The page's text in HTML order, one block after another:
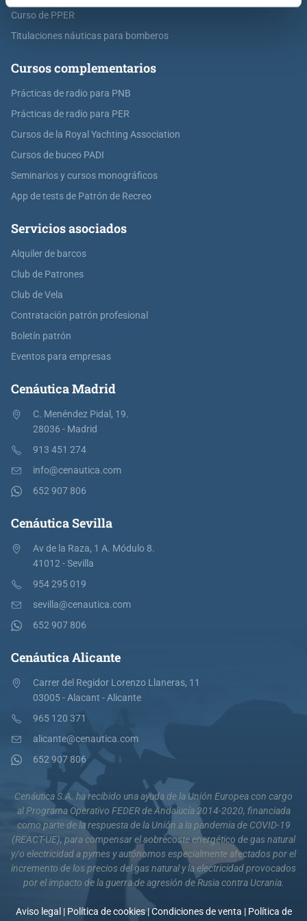
Curso de PPER
Titulaciones náuticas para bomberos
Cursos complementarios
Prácticas de radio para PNB
Prácticas de radio para PER
Cursos de la Royal Yachting Association
Cursos de buceo PADI
Seminarios y cursos monográficos
App de tests de Patrón de Recreo
Servicios asociados
Alquiler de barcos
Club de Patrones
Club de Vela
Contratación patrón profesional
Boletín patrón
Eventos para empresas
Cenáutica Madrid
C. Menéndez Pidal, 19.
28036 - Madrid
913 451 274
info@cenautica.com
652 907 806
Cenáutica Sevilla
Av de la Raza, 1 A. Módulo 8.
41012 - Sevilla
954 295 019
sevilla@cenautica.com
652 907 806
Cenáutica Alicante
Carrer del Regidor Lorenzo Llaneras, 11
03005 - Alacant - Alicante
965 120 371
alicante@cenautica.com
652 907 806
Cenáutica S.A. ha recibido una ayuda de la Unión Europea con cargo
al Programa Operativo FEDER de Andalucía 2014-2020, financiada
como parte de la respuesta de la Unión a la pandemia de COVID-19
(REACT-UE), para compensar el sobrecoste energético de gas natural
y/o electricidad a pymes y autónomos especialmente afectados por el
incremento de los precios del gas natural y la electricidad provocados
por el impacto de la guerra de agresión de Rusia contra Ucrania.
Aviso legal| Política de cookies|Condiciones de venta | Política de